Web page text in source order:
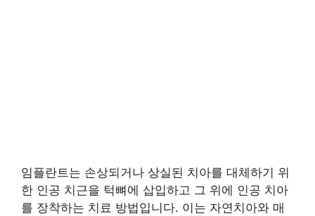
임플란트는 손상되거나 상실된 치아를 대체하기 위
한 인공 치근을 턱뼈에 삽입하고 그 위에 인공 치아
를 장착하는 치료 방법입니다. 이는 자연치아와 매